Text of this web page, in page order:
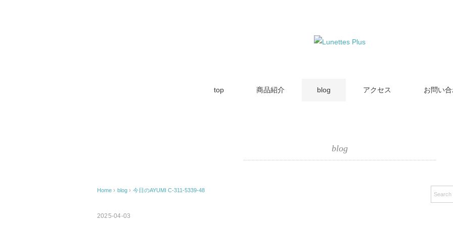
top 商品紹介 blog アクセス お問い
blog
Home › blog › 今日のAYUMI C-311-5339-48
2025-04-03